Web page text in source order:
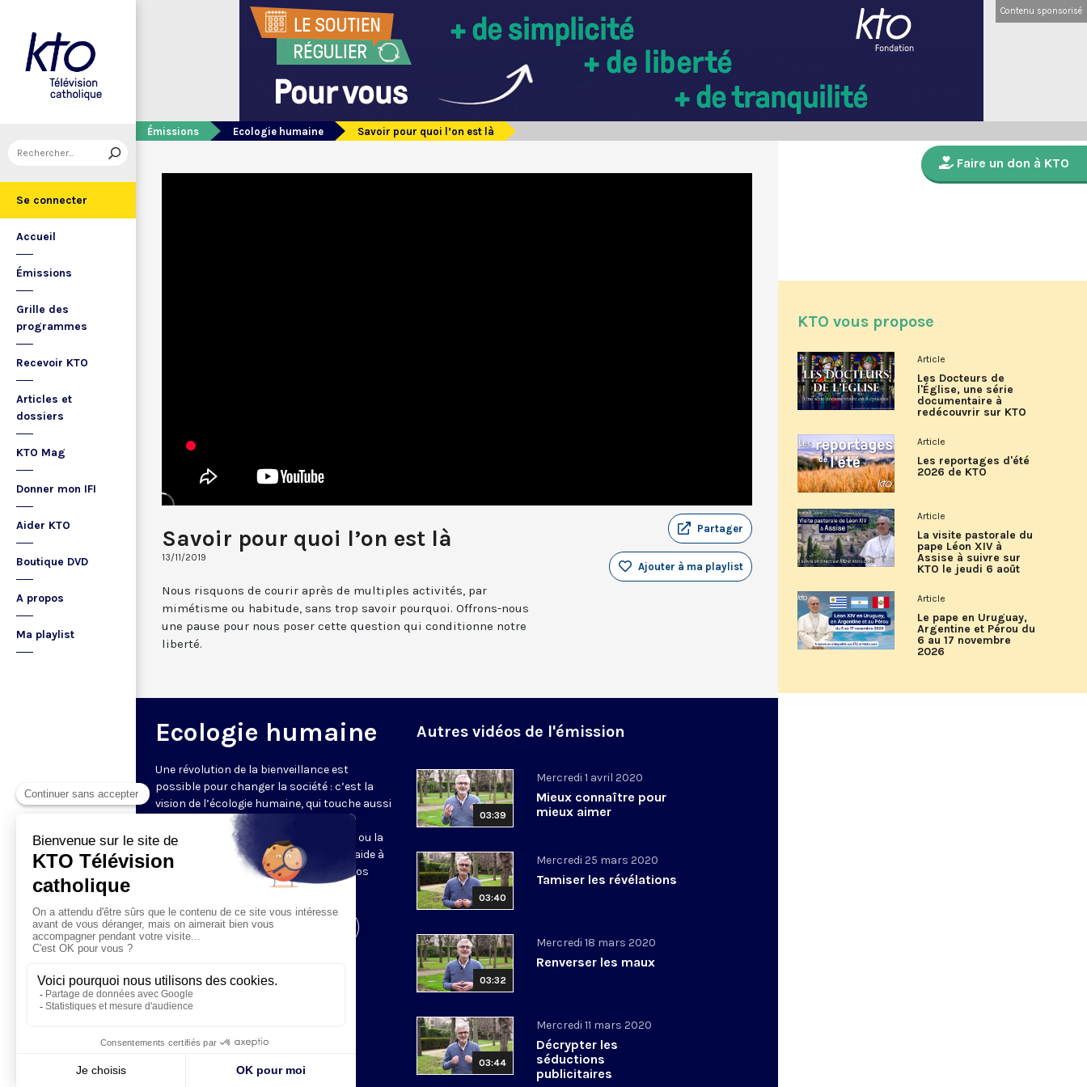
Se connecter
Accueil
Émissions
Grille des
programmes
Recevoir KTO
Articles et
dossiers
KTO Mag
Donner mon IFI
Aider KTO
Boutique DVD
A propos
Ma playlist
Contenu sponsorisé
Émissions Ecologie humaine Savoir pour quoi l’on est là
Savoir pour quoi l’on est là
13/11/2019
Partager
Ajouter à ma playlist
Nous risquons de courir après de multiples activités, par
mimétisme ou habitude, sans trop savoir pourquoi. Offrons-nous
une pause pour nous poser cette question qui conditionne notre
liberté.
Ecologie humaine
Une révolution de la bienveillance est
possible pour changer la société : c’est la
vision de l’écologie humaine, qui touche aussi
bien les liens sociaux, les styles et
conditions de vie, que l’environnement ou la
consommation. Tugdual Derville nous aide à
saisir ces questions pour y apporter nos
Visiter la page de l'émission
Autres vidéos de l'émission
03:39
Mercredi 1 avril 2020
Mieux connaître pour
mieux aimer
03:40
Mercredi 25 mars 2020
Tamiser les révélations
03:32
Mercredi 18 mars 2020
Renverser les maux
03:44
Mercredi 11 mars 2020
Décrypter les
séductions
publicitaires
Faire un don à KTO
KTO vous propose
Article
Les Docteurs de
l'Église, une série
documentaire à
redécouvrir sur KTO
Article
Les reportages d'été
2026 de KTO
Article
La visite pastorale du
pape Léon XIV à
Assise à suivre sur
KTO le jeudi 6 août
Article
Le pape en Uruguay,
Argentine et Pérou du
6 au 17 novembre
2026